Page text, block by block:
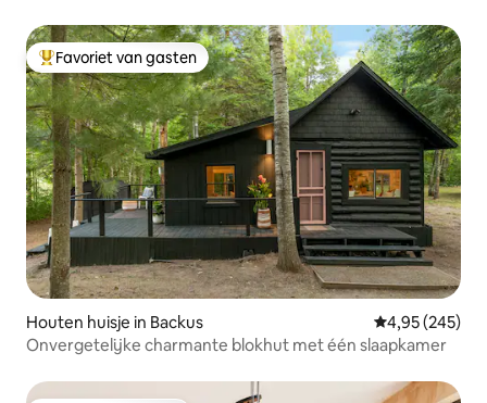
Topfavoriet van gasten
Favoriet van gasten
Houten huisje in Backus Gemiddelde
4,95 (245)
Onvergetelijke charmante blokhut met één slaapkamer